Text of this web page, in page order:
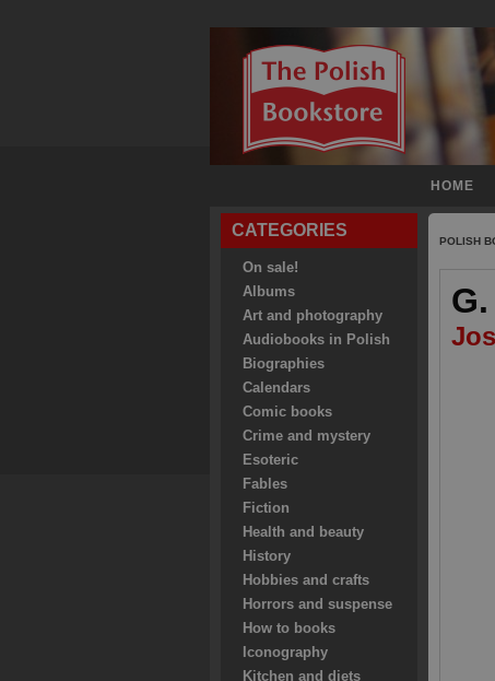
HOME
CATEGORIES
On sale!
Albums
Art and photography
Audiobooks in Polish
Biographies
Calendars
Comic books
Crime and mystery
Esoteric
Fables
Fiction
Health and beauty
History
Hobbies and crafts
Horrors and suspense
How to books
Iconography
Kitchen and diets
POLISH